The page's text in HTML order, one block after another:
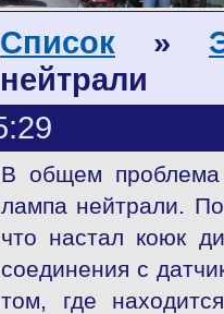
Список »
нейтрали
В общем проблема
лампа нейтрали.
что настал коюк
соединения с
том, где